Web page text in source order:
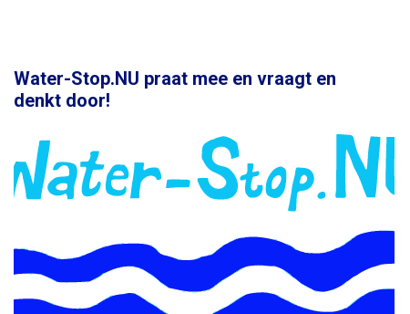
Water-Stop.NU praat mee en vraagt en
denkt door!